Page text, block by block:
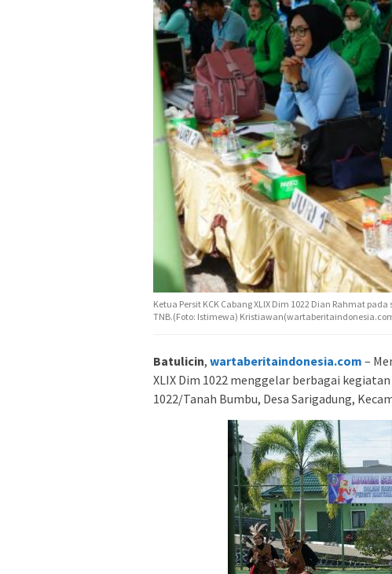
Ketua Persit KCK Cabang XLlX Dim 1022 Dian Rahmat
TNB.(Foto: Istimewa)
Batulicin, wartaberitaindonesia.com –
XLIX Dim 1022 menggelar berbagai
1022/Tanah Bumbu, Desa Sarigadung,